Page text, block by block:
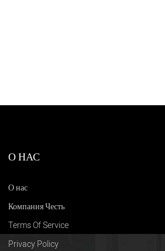
О НАС
О нас
Компания Честь
Terms Of Service
Privacy Policy